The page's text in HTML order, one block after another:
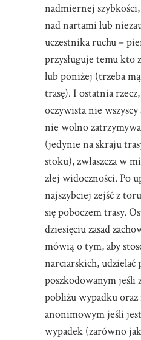
nadmiernej
nad nartami lub
uczestnika ruchu –
przysługuje temu kto
lub poniżej (trzeba
trasę). I ostatnia
oczywista nie
nie wolno
(jedynie na skraju
stoku), zwłaszcza w
złej widoczności. Po
najszybciej zejść z
się poboczem trasy.
dziesięciu zasad
mówią o tym, aby
narciarskich, udzielać
poszkodowanym jeśli
pobliżu wypadku oraz
anonimowym jeśli
wypadek (zarówno